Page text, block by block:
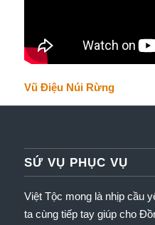
Vũ Điệu Núi Rừng
SỨ VỤ PHỤC VỤ
Việt Tộc mong là nhịp cầu
ta cùng tiếp tay giúp cho